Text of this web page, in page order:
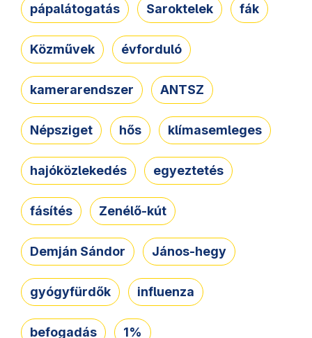
pápalátogatás Saroktelek fák
Közművek évforduló
kamerarendszer ANTSZ
Népsziget hős klímasemleges
hajóközlekedés egyeztetés
fásítés Zenélő-kút
Demján Sándor János-hegy
gyógyfürdők influenza
befogadás 1%